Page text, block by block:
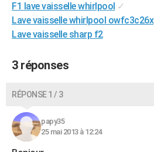
GUIDES D'ACHAT
BONS PLANS
CARTE DE VOEUX
COPAINS D'AVANT
F1 lave vaisselle whirlpool ✓
Lave vaisselle whirlpool owfc3c26x
Lave vaisselle sharp f2
3 réponses
RÉPONSE 1 / 3
papy35
25 mai 2013 à 12:24